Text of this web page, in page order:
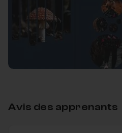
Avis des apprenants